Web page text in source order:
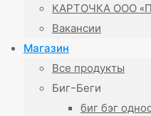
КАРТОЧКА ООО
Вакансии
Магазин
Все продукты
Биг-Беги
биг бэг